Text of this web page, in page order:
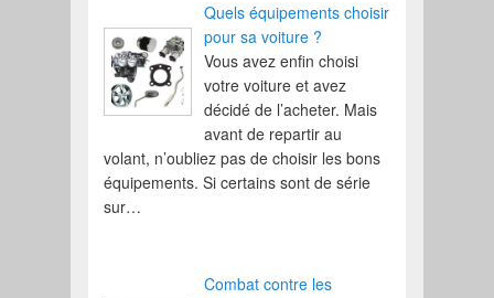
Quels équipements choisir
pour sa voiture ?
Vous avez enfin choisi
votre voiture et avez
décidé de l’acheter. Mais
avant de repartir au
volant, n’oubliez pas de choisir les bons
équipements. Si certains sont de série
sur…
Combat contre les